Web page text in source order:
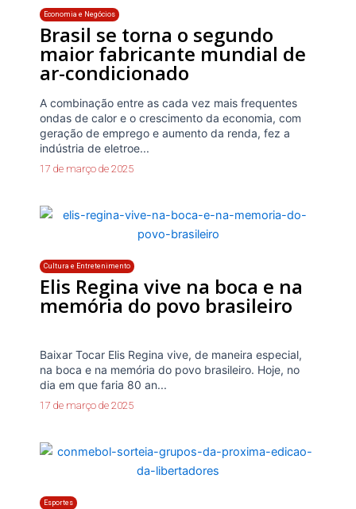
Economia e Negócios
Brasil se torna o segundo
maior fabricante mundial de
ar-condicionado
A combinação entre as cada vez mais frequentes
ondas de calor e o crescimento da economia, com
geração de emprego e aumento da renda, fez a
indústria de eletroe...
17 de março de 2025
Cultura e Entretenimento
Elis Regina vive na boca e na
memória do povo brasileiro
Baixar Tocar Elis Regina vive, de maneira especial,
na boca e na memória do povo brasileiro. Hoje, no
dia em que faria 80 an...
17 de março de 2025
Esportes